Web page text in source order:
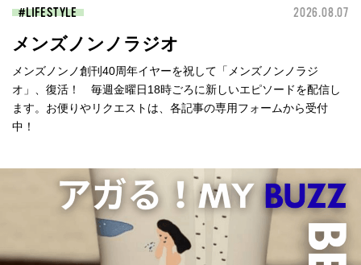
LIFESTYLE 2026.08.07
メンズノンノラジオ
メンズノンノ創刊40周年イヤーを祝して「メンズノンノラジ
オ」、復活！ 毎週金曜日18時ごろに新しいエピソードを配信し
ます。お便りやリクエストは、各記事の専用フォームから受付
中！